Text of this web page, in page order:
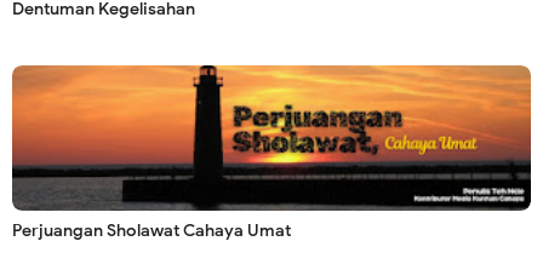
Dentuman Kegelisahan
Perjuangan Sholawat Cahaya Umat